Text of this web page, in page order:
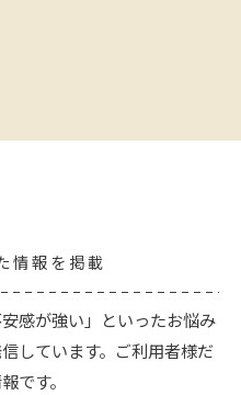
情報を掲載
感が強い」といったお悩み
しています。ご利用者様だ
です。